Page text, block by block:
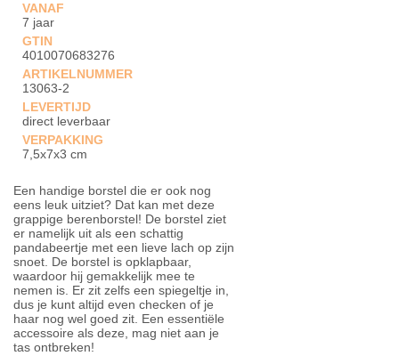
VANAF
7 jaar
GTIN
4010070683276
ARTIKELNUMMER
13063-2
LEVERTIJD
direct leverbaar
VERPAKKING
7,5x7x3 cm
Een handige borstel die er ook nog
eens leuk uitziet? Dat kan met deze
grappige berenborstel! De borstel ziet
er namelijk uit als een schattig
pandabeertje met een lieve lach op zijn
snoet. De borstel is opklapbaar,
waardoor hij gemakkelijk mee te
nemen is. Er zit zelfs een spiegeltje in,
dus je kunt altijd even checken of je
haar nog wel goed zit. Een essentiële
accessoire als deze, mag niet aan je
tas ontbreken!